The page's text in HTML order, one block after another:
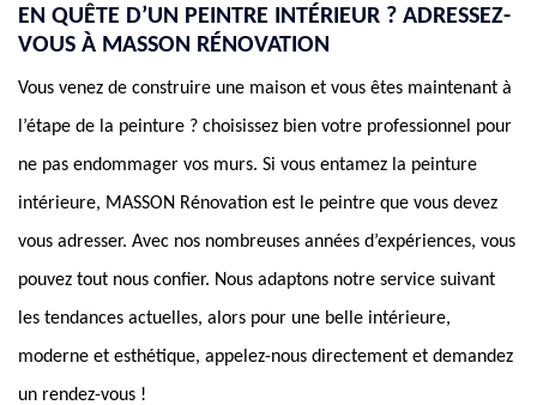
EN QUÊTE D’UN PEINTRE INTÉRIEUR ? ADRESSEZ-
VOUS À MASSON RÉNOVATION
Vous venez de construire une maison et vous êtes maintenant à
l’étape de la peinture ? choisissez bien votre professionnel pour
ne pas endommager vos murs. Si vous entamez la peinture
intérieure, MASSON Rénovation est le peintre que vous devez
vous adresser. Avec nos nombreuses années d’expériences, vous
pouvez tout nous confier. Nous adaptons notre service suivant
les tendances actuelles, alors pour une belle intérieure,
moderne et esthétique, appelez-nous directement et demandez
un rendez-vous !